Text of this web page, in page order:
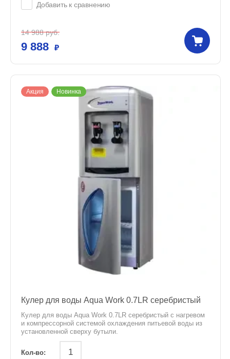
Добавить к сравнению
14 988руб.
9 888
Акция Новинка
Кулер для воды Aqua Work 0.7LR серебристый
Кулер для воды Aqua Work 0.7LR серебристый c нагревом
и компрессорной системой охлаждения питьевой воды из
установленной сверху бутыли.
Кол-во: